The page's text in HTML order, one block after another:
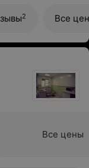
с
редко в
и
Б. и
выполнили
2 Все
Все цены